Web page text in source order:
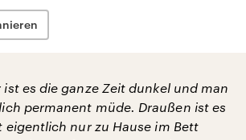
ist es die ganze Zeit dunkel und man
permanent müde. Draußen ist es
eigentlich nur zu Hause im Bett